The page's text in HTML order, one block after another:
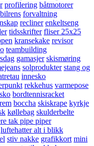
profilering båtmotorer
bilrens forvaltning
recliner enkeltseng
tidsskrifter fliser 25x25
kransekake revisor
teambuilding
gamasjer skismøring
solprodukter stang og
innesko
rekkehus varmepose
bordtennisracket
boccha skiskrape kyrkje
køllebag skulderbelte
tak pipe piper
luftehatter alt i blikk
stiv nakke grafikkort mini